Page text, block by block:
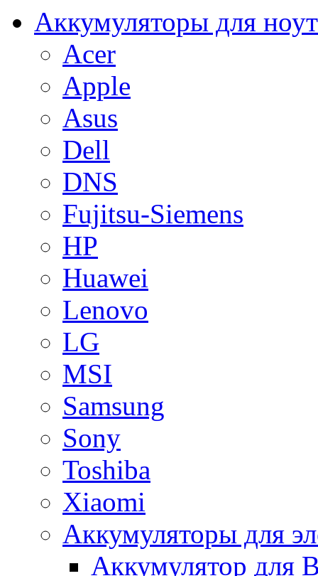
Аккумуляторы для
Acer
Apple
Asus
Dell
DNS
Fujitsu-Siemens
HP
Huawei
Lenovo
LG
MSI
Samsung
Sony
Toshiba
Xiaomi
Аккумуляторы для
Аккумулятор для